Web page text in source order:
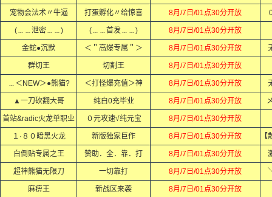
宠物会法术〃牛逼 打蛋孵化〃给惊喜 8月/7日/01点30分开放
(﹍﹍泄密﹍﹍) (﹍﹍首发﹍﹍) 8月/7日/01点30分开放
金蛇●沉默 ＜＂高爆专属＂＞ 8月/7日/01点30分开放
群切王 切割王 8月/7日/01点30分开放
﹍＜NEW＞●熊猫? ＜打怪爆充值＞神 8月/7日/01点30分开放
▲一刀砍翻大哥 纯白0充毕业 8月/7日/01点30分开放
首站&radic火龙单职业 ０元攻速√纯元宝 8月/7日/01点30分开放
１·８０暗黑火龙 新版独家巨作 8月/7日/01点30分开放
白倒贴专属之王 赞助．全．靠．打 8月/7日/01点30分开放
超神熊猫无限刀 一切靠打 8月/7日/01点30分开放
麻痹王 新战区来袭 8月/7日/01点30分开放